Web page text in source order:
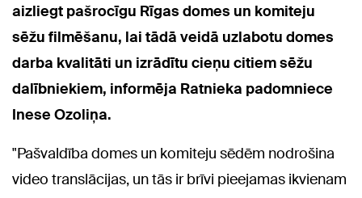
aizliegt pašrocīgu Rīgas domes un komiteju
sēžu filmēšanu, lai tādā veidā uzlabotu domes
darba kvalitāti un izrādītu cieņu citiem sēžu
dalībniekiem, informēja Ratnieka padomniece
Inese Ozoliņa.
"Pašvaldība domes un komiteju sēdēm nodrošina
video translācijas, un tās ir brīvi pieejamas ikvienam